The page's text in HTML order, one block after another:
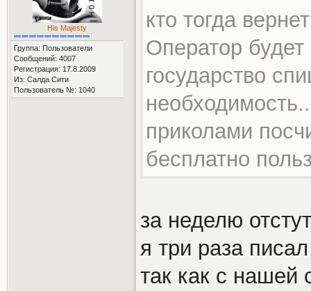
His Majesty
Группа: Пользователи
Сообщений: 4007
Регистрация: 17.8.2009
Из: Салда Сити
Пользователь №: 1040
кто тогда
Оператор
государство
приколами
бесплатно
за неделю
я три раза
так как с нашей